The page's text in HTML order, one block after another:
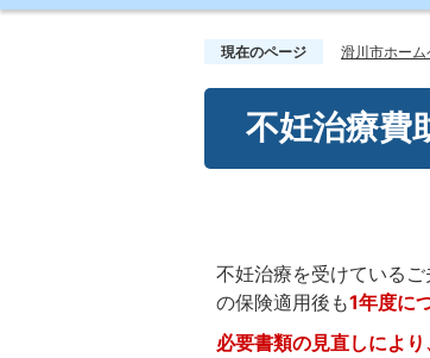
現在のページ 滑川市ホーム
不妊治療費
不妊治療を受けている
の保険適用後も1年度に
必要書類の見直しによ